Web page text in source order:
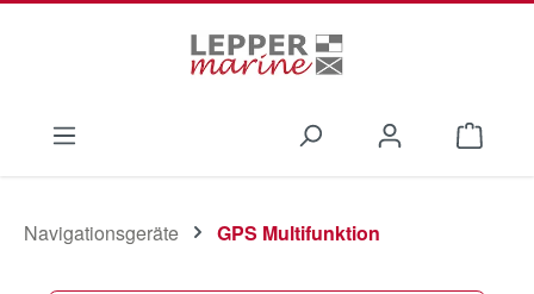
Navigationsgeräte GPS Multifunktion